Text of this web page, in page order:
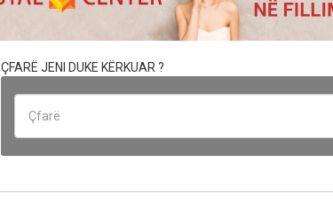
ÇFARË JENI DUKE KËRKUAR ?